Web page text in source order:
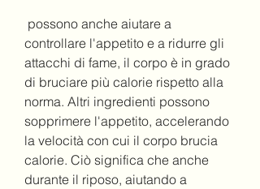
controllare l'appetito e a ridurre gli
attacchi di fame, il corpo è in grado
di bruciare più calorie rispetto alla
norma. Altri ingredienti possono
sopprimere l'appetito, accelerando
la velocità con cui il corpo brucia
calorie. Ciò significa che anche
durante il riposo, aiutando a